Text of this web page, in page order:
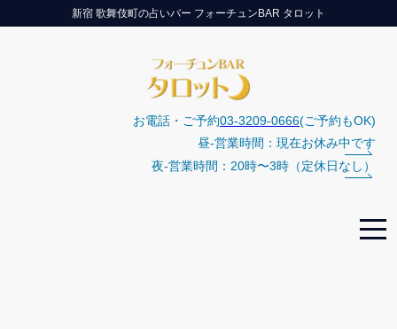
新宿 歌舞伎町の占いバー フォーチュンBAR タロット
お電話・ご予約03-3209-0666(ご予約もOK)
昼-営業時間：現在お休み中です
夜-営業時間：20時〜3時（定休日なし）